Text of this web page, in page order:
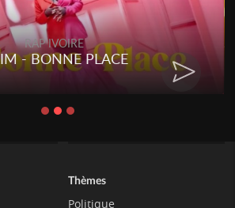
RAP IVOIRE
BARAKISSA - DOS DE
CHAT
Thèmes
Politique